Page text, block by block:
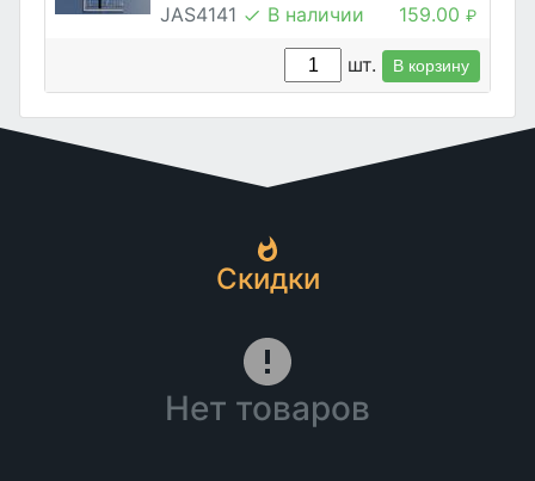
JAS4141
В наличии 159.00 ₽
шт. В корзину
Скидки
Нет товаров